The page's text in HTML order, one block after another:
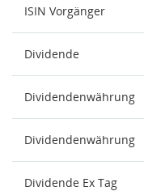
ISIN Vorgänger
Dividende
Dividendenwährung
Dividendenwährung
Dividende Ex Tag